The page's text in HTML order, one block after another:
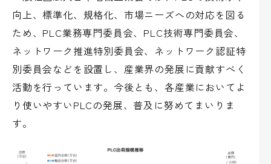
向上、標準化、規格化、市場ニーズへの対応を図る
ため、PLC業務専門委員会、PLC技術専門委員会、
ネットワーク推進特別委員会、ネットワーク認証特
別委員会などを設置し、産業界の発展に貢献すべく
活動を行っています。今後とも、各産業においてよ
り使いやすいPLCの発展、普及に努めてまいりま
す。